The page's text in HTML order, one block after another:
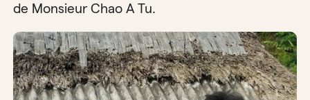
de Monsieur Chao A Tu.